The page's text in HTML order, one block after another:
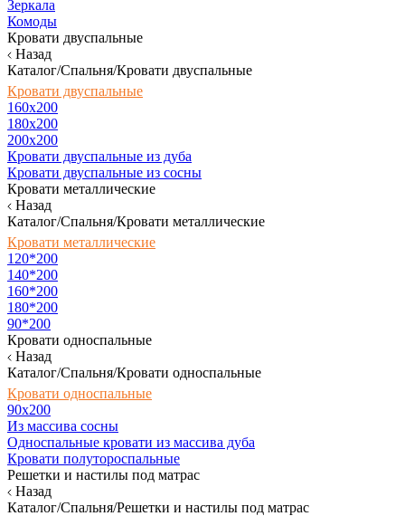
Зеркала
Комоды
Кровати двуспальные
Назад
Каталог/Спальня/Кровати двуспальные
Кровати двуспальные
160х200
180x200
200x200
Кровати двуспальные из дуба
Кровати двуспальные из сосны
Кровати металлические
Назад
Каталог/Спальня/Кровати металлические
Кровати металлические
120*200
140*200
160*200
180*200
90*200
Кровати односпальные
Назад
Каталог/Спальня/Кровати односпальные
Кровати односпальные
90х200
Из массива сосны
Односпальные кровати из массива дуба
Кровати полутороспальные
Решетки и настилы под матрас
Назад
Каталог/Спальня/Решетки и настилы под матрас